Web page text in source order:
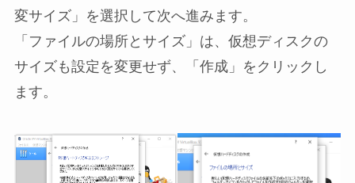
変サイズ」を選択して次へ進みます。
「ファイルの場所とサイズ」は、仮想ディスクの
サイズも設定を変更せず、「作成」をクリックし
ます。